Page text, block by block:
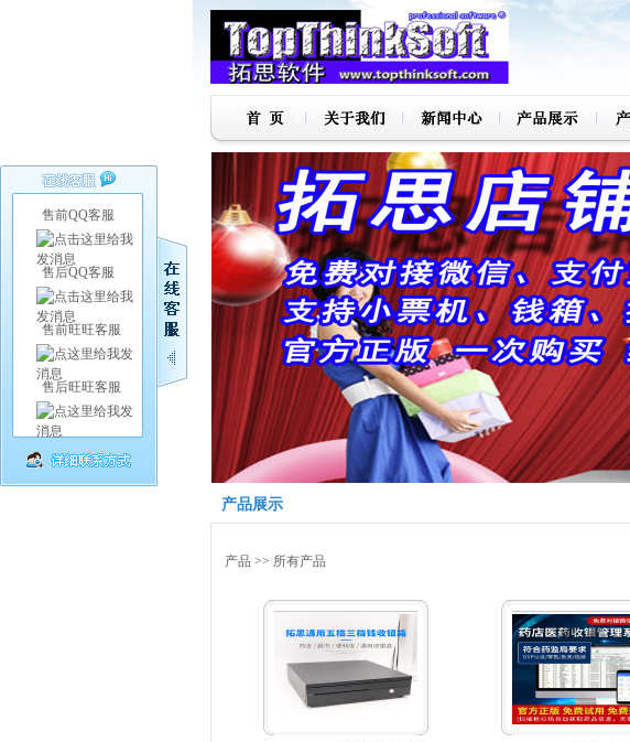
产品展示
产品 >> 所有产品
售前QQ客服
售后QQ客服
售前旺旺客服
售后旺旺客服